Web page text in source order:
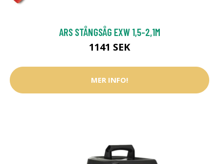
ARS STÅNGSÅG EXW 1,5-2,1M
1141 SEK
MER INFO!